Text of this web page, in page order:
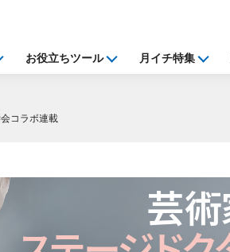
お役立ちツール 月イチ特集
コラボ連載